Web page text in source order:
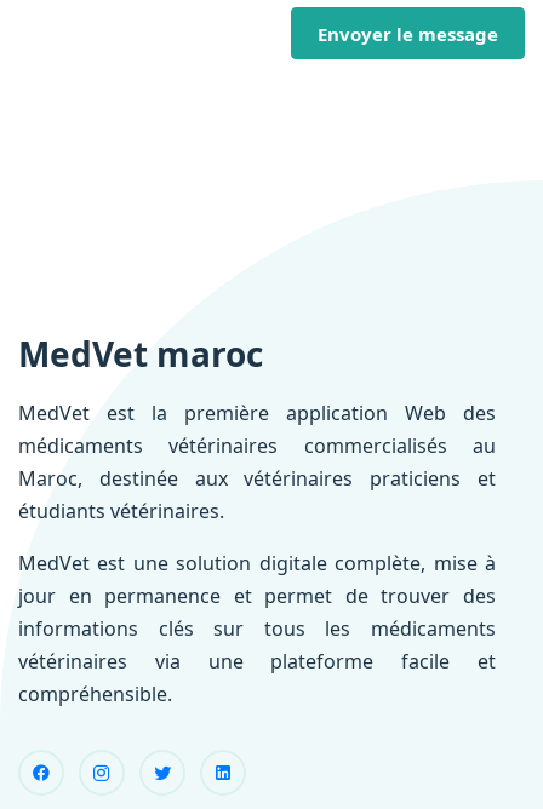
Envoyer le message
MedVet maroc
MedVet est la première application Web des
médicaments vétérinaires commercialisés au
Maroc, destinée aux vétérinaires praticiens et
étudiants vétérinaires.
MedVet est une solution digitale complète, mise à
jour en permanence et permet de trouver des
informations clés sur tous les médicaments
vétérinaires via une plateforme facile et
compréhensible.